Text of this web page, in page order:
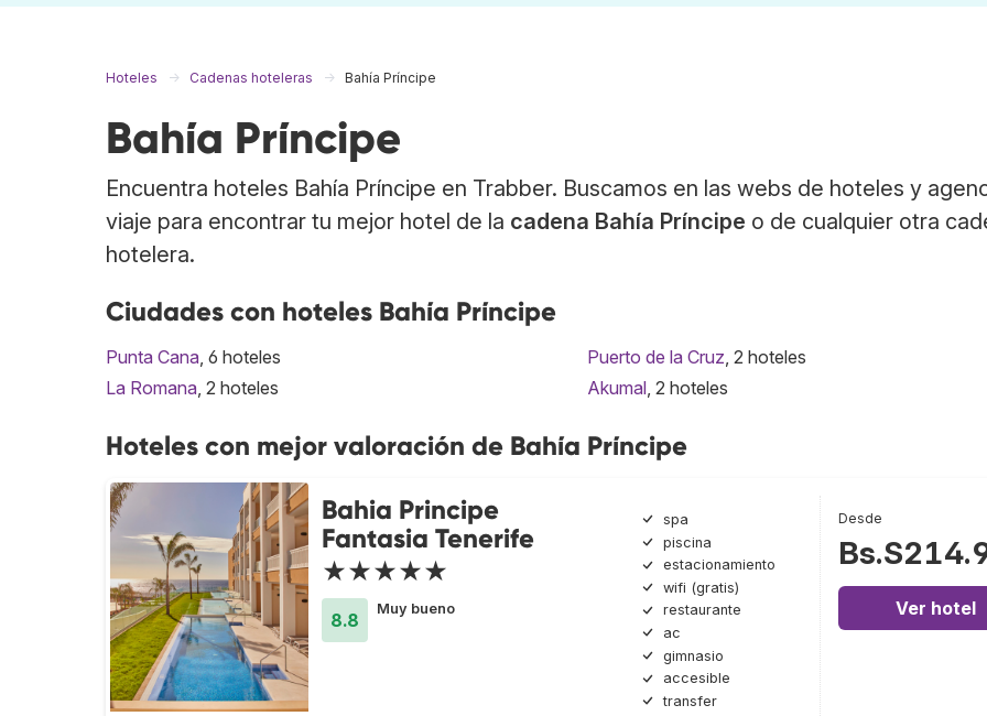
Hoteles Cadenas hoteleras Bahía Príncipe
Bahía Príncipe
Encuentra hoteles Bahía Príncipe en Trabber. Buscamos en las webs de hoteles y
viaje para encontrar tu mejor hotel de la cadena Bahía Príncipe o de cualquier otra
hotelera.
Ciudades con hoteles Bahía Príncipe
Punta Cana, 6 hoteles
La Romana, 2 hoteles
Puerto de la Cruz, 2 hoteles
Akumal, 2 hoteles
Hoteles con mejor valoración de Bahía Príncipe
Bahia Principe
Fantasia Tenerife
★★★★★
8.8
Muy bueno
spa
piscina
estacionamiento
wifi (gratis)
restaurante
ac
gimnasio
accesible
transfer
Desde
Ver hotel